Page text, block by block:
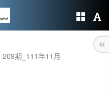
209期_111年11月